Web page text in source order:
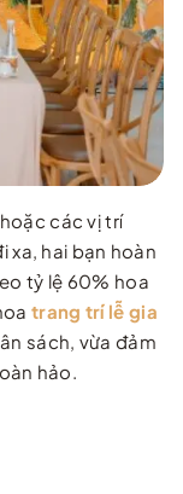
các vị trí
xa, hai bạn hoàn
tỷ lệ 60% hoa
trang trí lễ gia
sách, vừa đảm
hảo.